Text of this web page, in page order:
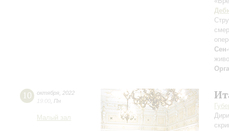
10 октября 2022
19:00 Пн
Малый зал